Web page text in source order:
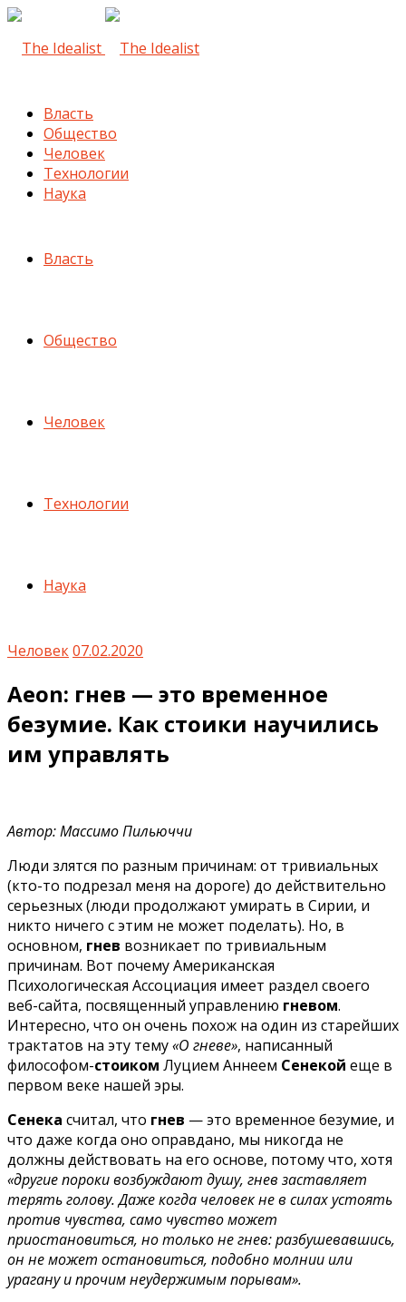
Власть
Общество
Человек
Технологии
Наука
Власть
Общество
Человек
Технологии
Наука
Человек07.02.2020
Aeon: гнев — это временное
безумие. Как стоики научились
им управлять
Автор: Массимо Пильюччи
Люди злятся по разным причинам: от тривиальных
(кто-то подрезал меня на дороге) до действительно
серьезных (люди продолжают умирать в Сирии, и
никто ничего с этим не может поделать). Но, в
основном, гнев возникает по тривиальным
причинам. Вот почему Американская
Психологическая Ассоциация имеет раздел своего
веб-сайта, посвященный управлению гневом.
Интересно, что он очень похож на один из старейших
трактатов на эту тему«О гневе», написанный
философом-стоиком Луцием Аннеем Сенекой еще в
первом веке нашей эры.
Сенека считал, что гнев — это временное безумие, и
что даже когда оно оправдано, мы никогда не
должны действовать на его основе, потому что, хотя
«другие пороки возбуждают душу, гнев заставляет
терять голову. Даже когда человек не в силах устоять
против чувства, само чувство может
приостановиться, но только не гнев: разбушевавшись,
он не может остановиться, подобно молнии или
урагану и прочим неудержимым поры­вам».